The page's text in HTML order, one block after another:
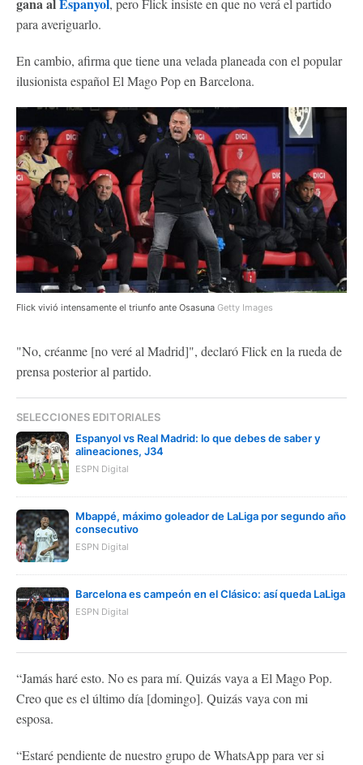
para averiguarlo.
En cambio, afirma que tiene una velada planeada con el popular
ilusionista español El Mago Pop en Barcelona.
Flick vivió intensamente el triunfo ante Osasuna Getty Images
"No, créanme [no veré al Madrid]", declaró Flick en la rueda de
prensa posterior al partido.
SELECCIONES EDITORIALES
Espanyol vs Real Madrid: lo que debes de saber y
alineaciones, J34
ESPN Digital
Mbappé, máximo goleador de LaLiga por segundo año
consecutivo
ESPN Digital
Barcelona es campeón en el Clásico: así queda LaLiga
ESPN Digital
“Jamás haré esto. No es para mí. Quizás vaya a El Mago Pop.
Creo que es el último día [domingo]. Quizás vaya con mi
esposa.
“Estaré pendiente de nuestro grupo de WhatsApp para ver si